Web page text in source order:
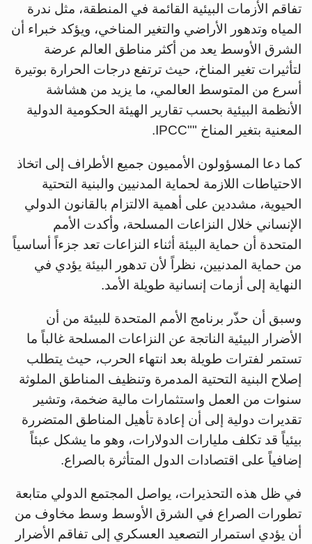
تفاقم الأزمات البيئية القائمة في المنطقة، مثل ندرة
المياه وتدهور الأراضي والتغير المناخي، ويؤكد خبراء أن
الشرق الأوسط يعد من أكثر مناطق العالم عرضة
لتأثيرات تغير المناخ، حيث ترتفع درجات الحرارة بوتيرة
أسرع من المتوسط العالمي، ما يزيد من هشاشة
الأنظمة البيئية بحسب تقارير الهيئة الحكومية الدولية
المعنية بتغير المناخ ""IPCC.
كما دعا المسؤولون الأمميون جميع الأطراف إلى اتخاذ
الاحتياطات اللازمة لحماية المدنيين والبنية التحتية
الحيوية، مشددين على أهمية الالتزام بالقانون الدولي
الإنساني خلال النزاعات المسلحة، وأكدت الأمم
المتحدة أن حماية البيئة أثناء النزاعات تعد جزءاً أساسياً
من حماية المدنيين، نظراً لأن تدهور البيئة يؤدي في
النهاية إلى أزمات إنسانية طويلة الأمد.
وسبق أن حذّر برنامج الأمم المتحدة للبيئة من أن
الأضرار البيئية الناتجة عن النزاعات المسلحة غالباً ما
تستمر لفترات طويلة بعد انتهاء الحرب، حيث يتطلب
إصلاح البنية التحتية المدمرة وتنظيف المناطق الملوثة
سنوات من العمل واستثمارات مالية ضخمة، وتشير
تقديرات دولية إلى أن إعادة تأهيل المناطق المتضررة
بيئياً قد تكلف مليارات الدولارات، وهو ما يشكل عبئاً
إضافياً على اقتصادات الدول المتأثرة بالصراع.
في ظل هذه التحذيرات، يواصل المجتمع الدولي متابعة
تطورات الصراع في الشرق الأوسط وسط مخاوف من
أن يؤدي استمرار التصعيد العسكري إلى تفاقم الأضرار